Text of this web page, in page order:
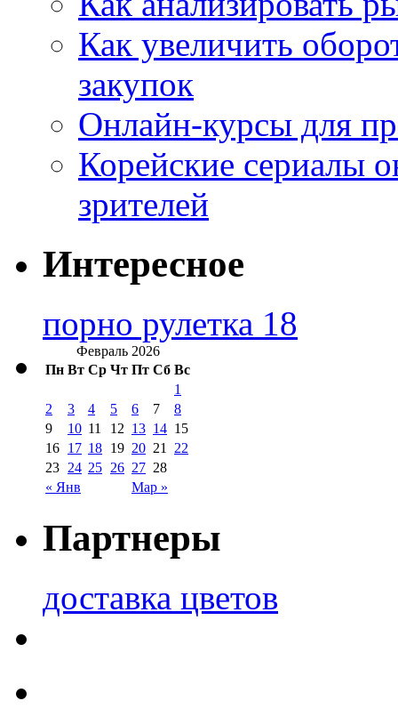
Как увеличить
закупок
Онлайн-курсы для
Корейские сериалы
зрителей
Интересное
порно рулетка 18
Февраль 2026
Пн Вт Ср Чт Пт Сб Вс
« Янв Мар »
1
2
3 4 5 6 7
8
9
10 11 12 13 14 15
16 17 18 19 20 21
22
23 24 25 26 27 28
Партнеры
доставка цветов